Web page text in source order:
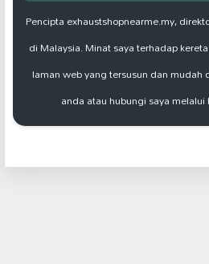
Pencipta exhaustshopnearme.my,
di Malaysia. Minat saya terhadap
laman web yang tersusun dan mudah
anda atau hubungi saya